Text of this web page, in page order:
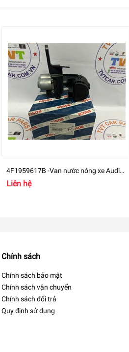
4F1959617B -Van nước nóng xe Audi
A6
Liên hệ
Chính sách
Chính sách bảo mật
Chính sách vận chuyển
Chính sách đổi trả
Quy định sử dụng